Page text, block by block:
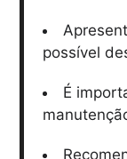
possível
É